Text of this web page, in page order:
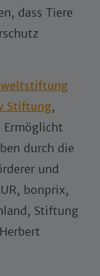
dass Tiere
Stiftung,
Ermöglicht
durch die
und
bonprix,
Stiftung